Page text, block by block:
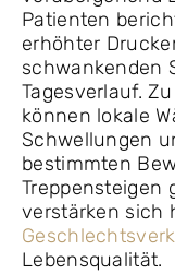
Patienten
erhöhter
schwankenden
Tagesverlauf.
können lokale
Schwellungen
bestimmten
Treppensteigen
verstärken sich
Lebensqualität.